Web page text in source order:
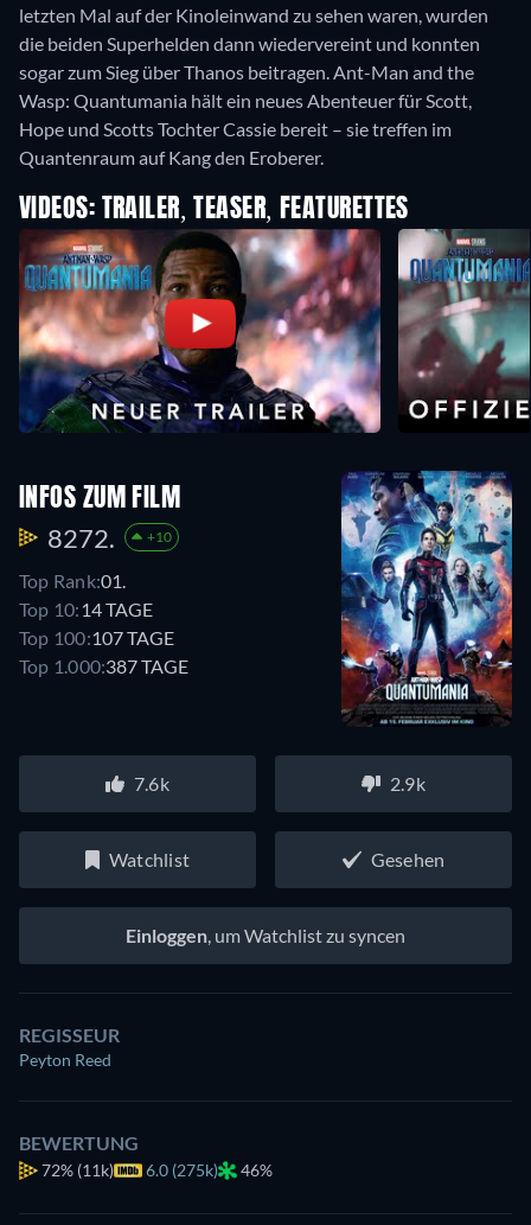
letzten Mal auf der Kinoleinwand zu sehen waren, wurden
die beiden Superhelden dann wiedervereint und konnten
sogar zum Sieg über Thanos beitragen. Ant-Man and the
Wasp: Quantumania hält ein neues Abenteuer für Scott,
Hope und Scotts Tochter Cassie bereit – sie treffen im
Quantenraum auf Kang den Eroberer.
VIDEOS: TRAILER, TEASER, FEATURETTES
INFOS ZUM FILM
8272. +10
Top Rank:01.
Top 10: 14 TAGE
Top 100:107 TAGE
Top 1.000:387 TAGE
7.6k 2.9k
Watchlist Gesehen
Einloggen, um Watchlist zu syncen
REGISSEUR
Peyton Reed
BEWERTUNG
72% (11k) 6.0 (275k) 46%